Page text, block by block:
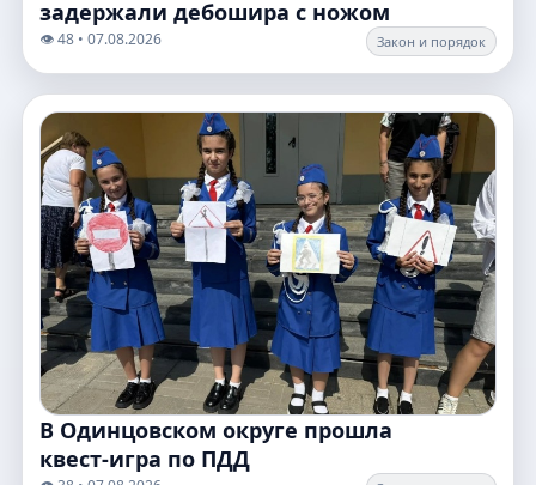
задержали дебошира с ножом
👁️ 48 • 07.08.2026 Закон и порядок
В Одинцовском округе прошла
квест‑игра по ПДД